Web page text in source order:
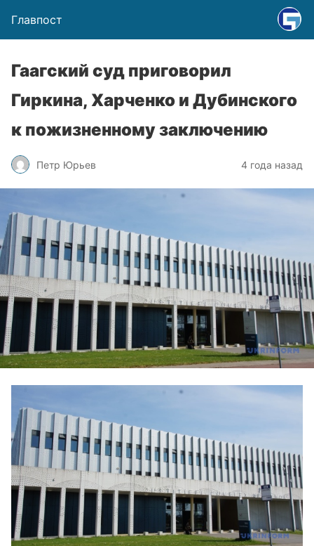
Главпост
Гаагский суд приговорил
Гиркина, Харченко и Дубинского
к пожизненному заключению
Петр Юрьев 4 года назад